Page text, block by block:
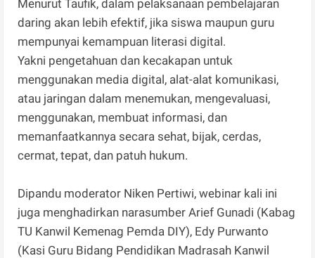
Menurut Taufik, dalam pelaksanaan pembelajaran
daring akan lebih efektif, jika siswa maupun guru
mempunyai kemampuan literasi digital.
Yakni pengetahuan dan kecakapan untuk
menggunakan media digital, alat-alat komunikasi,
atau jaringan dalam menemukan, mengevaluasi,
menggunakan, membuat informasi, dan
memanfaatkannya secara sehat, bijak, cerdas,
cermat, tepat, dan patuh hukum.
Dipandu moderator Niken Pertiwi, webinar kali ini
juga menghadirkan narasumber Arief Gunadi (Kabag
TU Kanwil Kemenag Pemda DIY), Edy Purwanto
(Kasi Guru Bidang Pendidikan Madrasah Kanwil